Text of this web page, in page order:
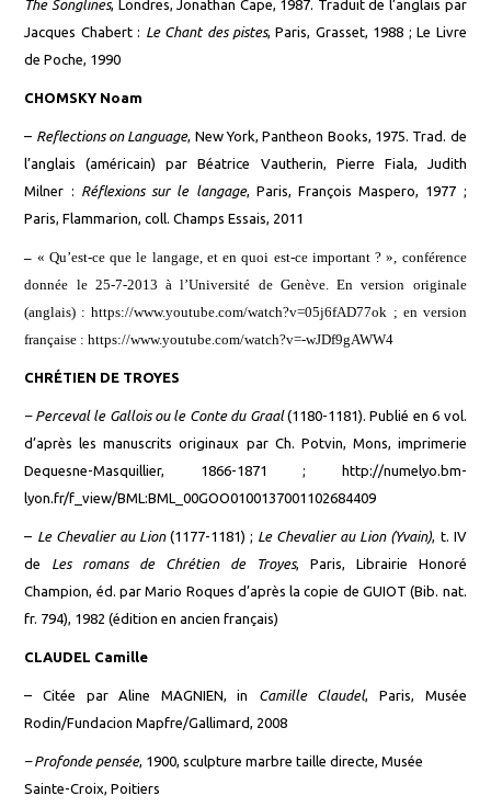
The Songlines, Londres, Jonathan Cape, 1987. Traduit de l’anglais par
Jacques Chabert : Le Chant des pistes, Paris, Grasset, 1988 ; Le Livre
de Poche, 1990
CHOMSKY Noam
– Reflections on Language, New York, Pantheon Books, 1975. Trad. de
l’anglais (américain) par Béatrice Vautherin, Pierre Fiala, Judith
Milner : Réflexions sur le langage, Paris, François Maspero, 1977 ;
Paris, Flammarion, coll. Champs Essais, 2011
– « Qu’est-ce que le langage, et en quoi est-ce important ? », conférence
donnée le 25-7-2013 à l’Université de Genève.En version originale
(anglais) :https://www.youtube.com/watch?v=05j6fAD77ok ; en version
française :https://www.youtube.com/watch?v=-wJDf9gAWW4
CHRÉTIEN DE TROYES
– Perceval le Gallois ou le Conte du Graal(1180-1181). Publié en 6 vol.
d’après les manuscrits originaux par Ch. Potvin, Mons, imprimerie
Dequesne-Masquillier, 1866-1871 ;
http://numelyo.bm-
lyon.fr/f_view/BML:BML_00GOO0100137001102684409
– Le Chevalier au Lion(1177-1181) ; Le Chevalier au Lion (Yvain), t. IV
de Les romans de Chrétien de Troyes, Paris, Librairie Honoré
Champion, éd. par Mario Roques d’après la copie de GUIOT (Bib. nat.
fr. 794), 1982 (édition en ancien français)
CLAUDEL Camille
– Citée parAline MAGNIEN,in Camille Claudel, Paris, Musée
Rodin/Fundacion Mapfre/Gallimard, 2008
–Profonde pensée, 1900, sculpture marbre taille directe, Musée
Sainte-Croix, Poitiers